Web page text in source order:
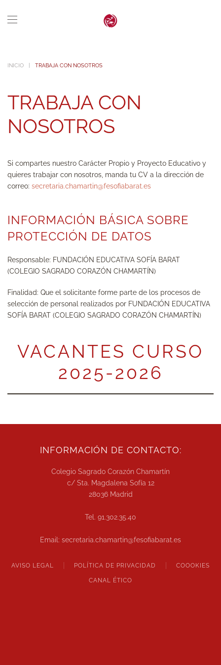
INICIO TRABAJA CON NOSOTROS
TRABAJA CON
NOSOTROS
Si compartes nuestro Carácter Propio y Proyecto Educativo y
quieres trabajar con nosotros, manda tu CV a la dirección de
correo: secretaria.chamartin@fesofiabarat.es
INFORMACIÓN BÁSICA SOBRE
PROTECCIÓN DE DATOS
Responsable: FUNDACIÓN EDUCATIVA SOFÍA BARAT
(COLEGIO SAGRADO CORAZÓN CHAMARTÍN)
Finalidad: Que el solicitante forme parte de los procesos de
selección de personal realizados por FUNDACIÓN EDUCATIVA
SOFÍA BARAT (COLEGIO SAGRADO CORAZÓN CHAMARTÍN)
VACANTES CURSO
2025-2026
INFORMACIÓN DE CONTACTO:
Colegio Sagrado Corazón Chamartín
c/ Sta. Magdalena Sofía 12
28036 Madrid
Tel. 91.302.35.40
Email: secretaria.chamartin@fesofiabarat.es
AVISO LEGAL POLÍTICA DE PRIVACIDAD COOOKIES
CANAL ÉTICO